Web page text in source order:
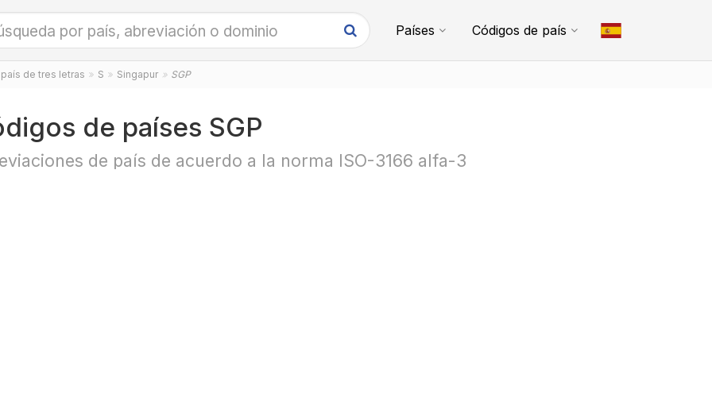
Países Códigos de país
de tres letras S Singapur SGP
de países SGP
de país de acuerdo a la norma ISO-3166 alfa-3